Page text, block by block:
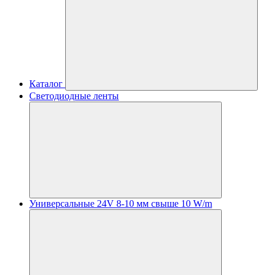
Каталог
Светодиодные ленты
Универсальные 24V 8-10 мм свыше 10 W/m